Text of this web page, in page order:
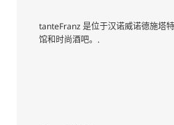
tanteFranz 是位于汉诺威诺德施塔
馆和时尚酒吧。.